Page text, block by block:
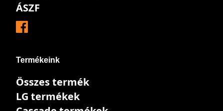
ÁSZF
Termékeink
Összes termék
LG termékek